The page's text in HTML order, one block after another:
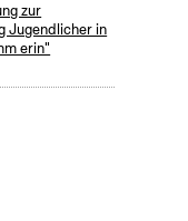
zur
Jugendlicher in
erin"